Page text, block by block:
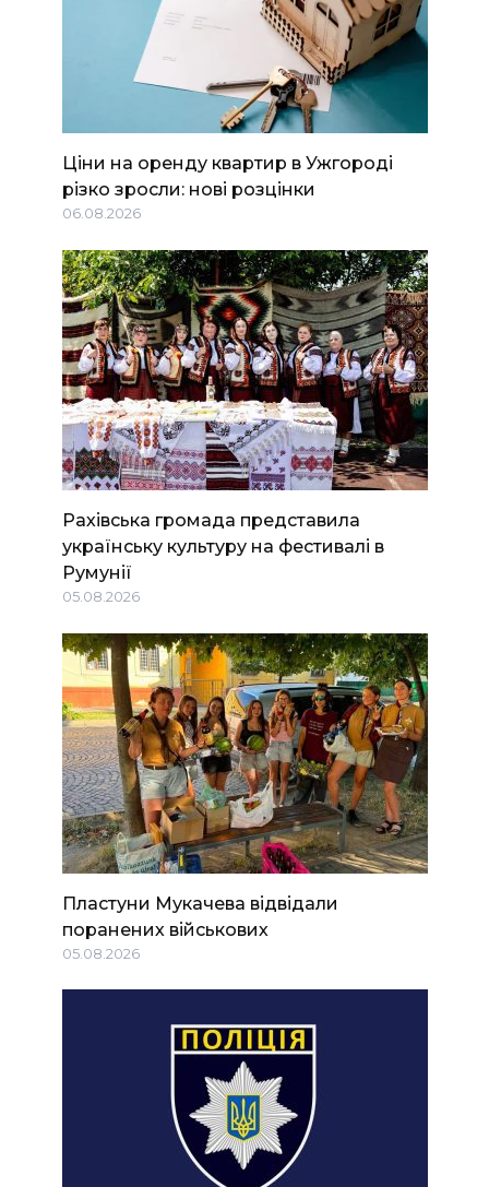
Ціни на оренду квартир в Ужгороді
різко зросли: нові розцінки
06.08.2026
Рахівська громада представила
українську культуру на фестивалі в
Румунії
05.08.2026
Пластуни Мукачева відвідали
поранених військових
05.08.2026